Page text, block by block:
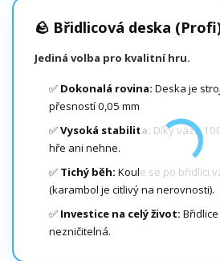
🪨 Břidlicová deska
Jediná volba pro kvalitní hru.
✅ Dokonalá rovina: Deska je
přesností 0,05 mm.
✅Vysoká stabilita: Díky váze
hře ani nehne.
✅ Tichý běh: Koule se po břidlici
(karambol je citlivý na nerovnosti).
✅ Investice na celý život:
nezničitelná.